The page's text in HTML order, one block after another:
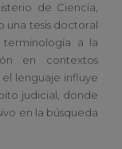
de Ciencia,
una tesis doctoral
a la
en contextos
lenguaje influye
judicial, donde
en la búsqueda